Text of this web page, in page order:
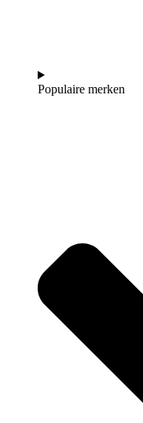
Populaire merken